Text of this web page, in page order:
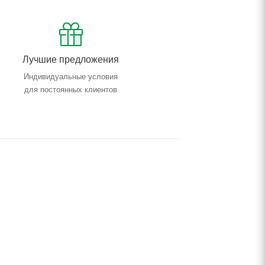
Лучшие предложения
Индивидуальные условия
для постоянных клиентов